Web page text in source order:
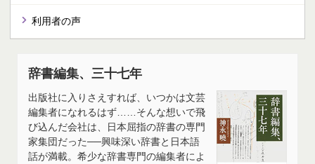
利用者の声
辞書編集、三十七年
出版社に入りさえすれば、いつかは文芸
編集者になれるはず……そんな想いで飛
び込んだ会社は、日本屈指の辞書の専門
家集団だった──興味深い辞書と日本語
話が満載。希少な辞書専門の編集者によ